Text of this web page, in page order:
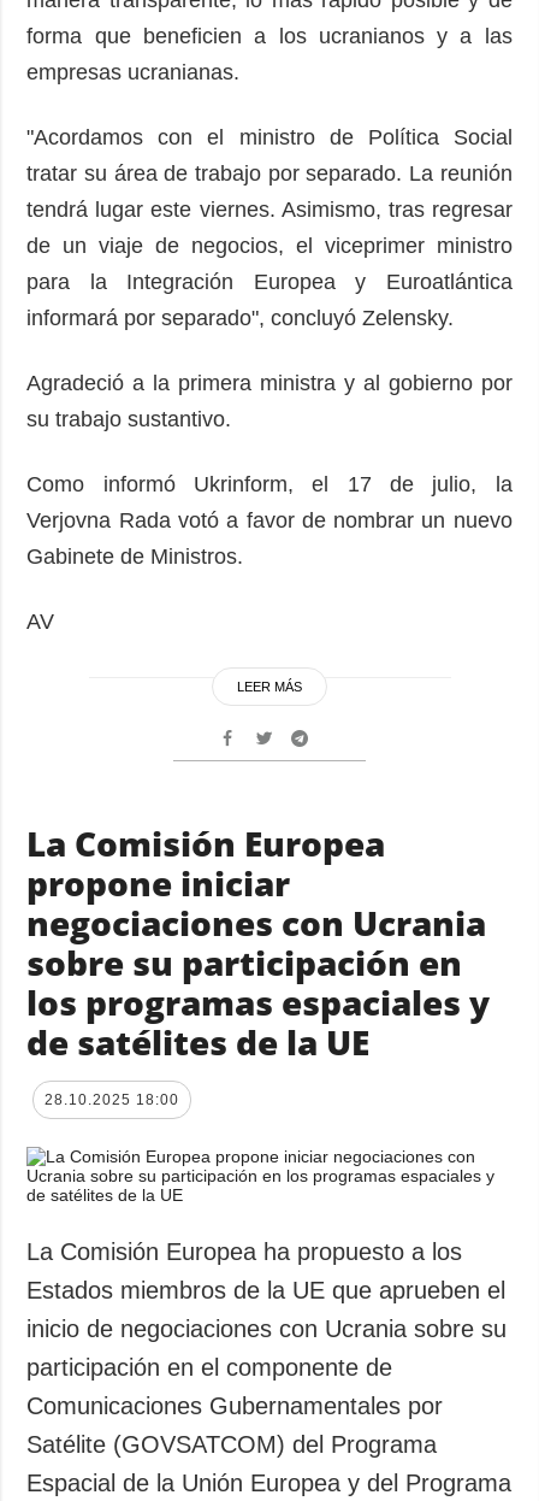
forma que beneficien a los ucranianos y a las
empresas ucranianas.
"Acordamos con el ministro de Política Social
tratar su área de trabajo por separado. La reunión
tendrá lugar este viernes. Asimismo, tras regresar
de un viaje de negocios, el viceprimer ministro
para la Integración Europea y Euroatlántica
informará por separado", concluyó Zelensky.
Agradeció a la primera ministra y al gobierno por
su trabajo sustantivo.
Como informó Ukrinform, el 17 de julio, la
Verjovna Rada votó a favor de nombrar un nuevo
Gabinete de Ministros.
AV
LEER MÁS
La Comisión Europea
propone iniciar
negociaciones con Ucrania
sobre su participación en
los programas espaciales y
de satélites de la UE
28.10.2025 18:00
La Comisión Europea ha propuesto a los
Estados miembros de la UE que aprueben el
inicio de negociaciones con Ucrania sobre su
participación en el componente de
Comunicaciones Gubernamentales por
Satélite (GOVSATCOM) del Programa
Espacial de la Unión Europea y del Programa